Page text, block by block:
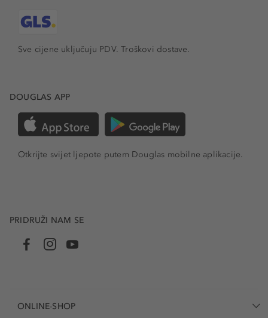
Sve cijene uključuju PDV.Troškovi dostave.
DOUGLAS APP
Otkrijte svijet ljepote putem Douglas mobilne aplikacije.
PRIDRUŽI NAM SE
ONLINE-SHOP